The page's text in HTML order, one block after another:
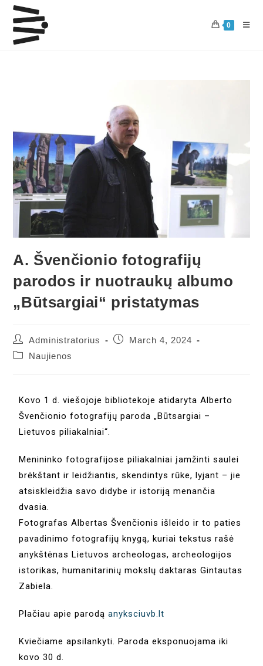
0
A. Švenčionio fotografijų
parodos ir nuotraukų albumo
„Būtsargiai“ pristatymas
Administratorius
March 4, 2024
Naujienos
Kovo 1 d. viešojoje bibliotekoje atidaryta Alberto
Švenčionio fotografijų paroda „Būtsargiai –
Lietuvos piliakalniai“.
Menininko fotografijose piliakalniai įamžinti saulei
brėkštant ir leidžiantis, skendintys rūke, lyjant – jie
atsiskleidžia savo didybe ir istoriją menančia
dvasia.
Fotografas Albertas Švenčionis išleido ir to paties
pavadinimo fotografijų knygą, kuriai tekstus rašė
anykštėnas Lietuvos archeologas, archeologijos
istorikas, humanitarinių mokslų daktaras Gintautas
Zabiela.
Plačiau apie parodąanyksciuvb.lt
Kviečiame apsilankyti. Paroda eksponuojama iki
kovo 30 d.